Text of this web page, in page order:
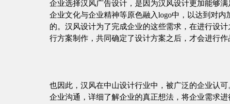
企业选择汉风广告设计，是因为汉风设计更加能够
企业文化与企业精神等原色融入logo中，以达到对
的。汉风设计为了完成企业的这些需求，在进行设
行方案制作，共同确定了设计方案之后，才会进行
也因此，汉风在中山设计行业中，被广泛的企业认
企业沟通，详细了解企业的真正想法，将企业需求